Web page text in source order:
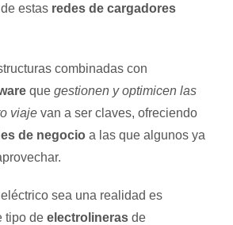
estas redes de cargadores
combinadas con
quegestionen y optimicen las
viaje van a ser claves, ofreciendo
de negocio a las que algunos ya
sea una realidad es
tipo deelectrolineras de